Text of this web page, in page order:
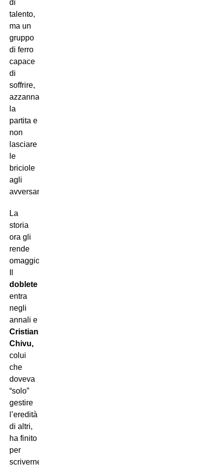
di
talento,
ma un
gruppo
di ferro
capace
di
soffrire,
azzannare
la
partita e
non
lasciare
le
briciole
agli
avversari.
La
storia
ora gli
rende
omaggio.
doblete
entra
negli
annali e
Cristian
Chivu,
colui
che
doveva
“solo”
gestire
l’eredità
di altri,
ha finito
per
scriverne